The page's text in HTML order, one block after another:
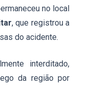
no local
, que registrou a
do acidente.
interditado,
da região por